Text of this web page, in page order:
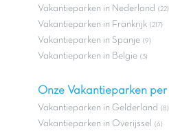
Vakantieparken in Nederland (22)
Vakantieparken in Frankrijk (217)
Vakantieparken in Spanje (9)
Vakantieparken in Belgie (3)
Onze Vakantieparken
Vakantieparken in Gelderland (8)
Vakantieparken in Overijssel (6)